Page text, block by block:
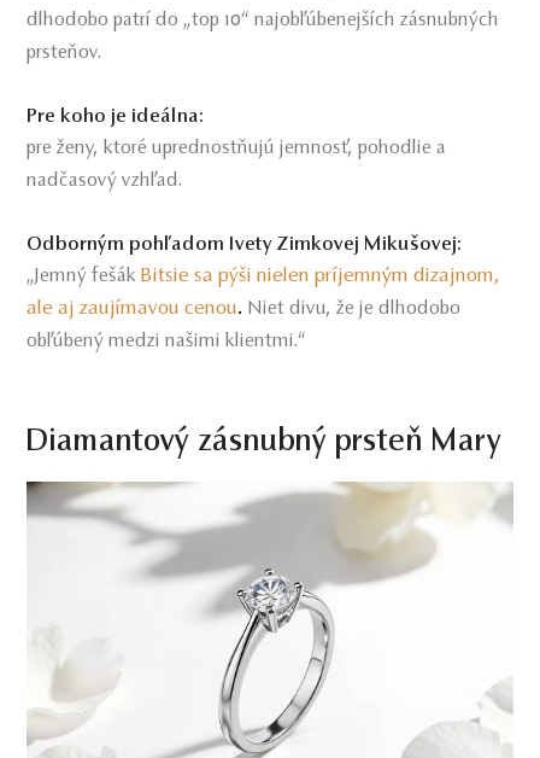
dlhodobo patrí do „top 10“ najobľúbenejších zásnubných
prsteňov.
Pre koho je ideálna:
pre ženy, ktoré uprednostňujú jemnosť, pohodlie a
nadčasový vzhľad.
Odborným pohľadom Ivety Zimkovej Mikušovej:
„Jemný fešák Bitsie sa pýši nielen príjemným dizajnom,
ale aj zaujímavou cenou. Niet divu, že je dlhodobo
obľúbený medzi našimi klientmi.“
Diamantový zásnubný prsteň Mary